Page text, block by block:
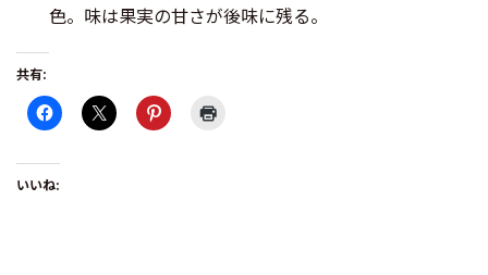
色。味は果実の甘さが後味に残る。
共有:
いいね: